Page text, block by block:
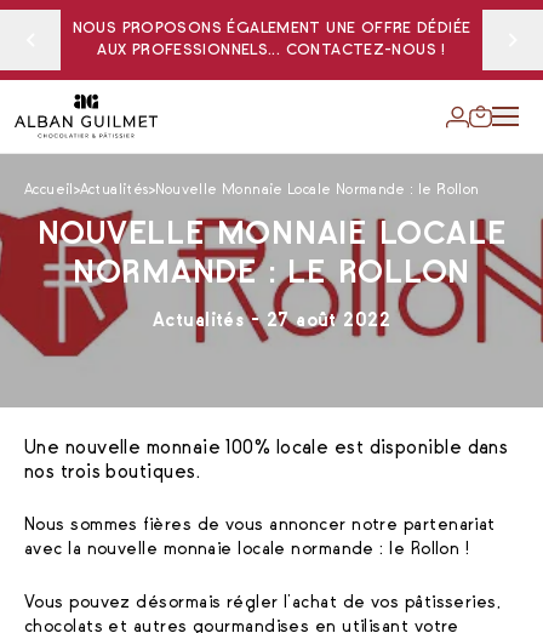
NOUS PROPOSONS ÉGALEMENT UNE OFFRE DÉDIÉE
AUX PROFESSIONNELS... CONTACTEZ-NOUS !
Accueil Actualités Nouvelle Monnaie Locale Normande : le Rollon
NOUVELLE MONNAIE LOCALE
NORMANDE : LE ROLLON
Actualités - 27 août 2022
Une nouvelle monnaie 100% locale est disponible dans
nos trois boutiques.
Nous sommes fières de vous annoncer notre partenariat
avec la nouvelle monnaie locale normande : le Rollon !
Vous pouvez désormais régler l’achat de vos pâtisseries,
chocolats et autres gourmandises en utilisant votre